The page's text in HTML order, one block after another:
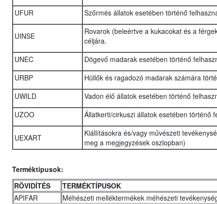
UFUR
Szőrmés állatok esetében történő
UINSE
Rovarok (beleértve a kukacokat és a
céljára.
UNEC
Dögevő madarak esetében történő
URBP
Hüllők és ragadozó madarak számára
UWILD
Vadon élő állatok esetében történő
UZOO
Állatkerti/cirkuszi állatok esetében történő
UEXART
Kiállításokra és/vagy művészeti
meg a megjegyzések oszlopban)
Terméktípusok:
RÖVIDÍTÉS
TERMÉKTÍPUSOK
APIFAR
Méhészeti melléktermékek méhészeti